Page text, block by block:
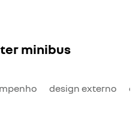
minibus
design externo